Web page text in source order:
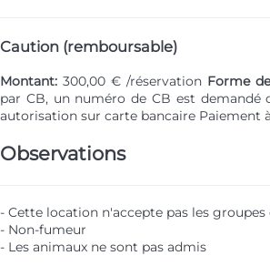
Caution (remboursable)
Montant: 300,00 € /réservation Forme
par CB, un numéro de CB est demandé
autorisation sur carte bancaire Paiement
Observations
- Cette location n'accepte pas les groupes
- Non-fumeur
- Les animaux ne sont pas admis